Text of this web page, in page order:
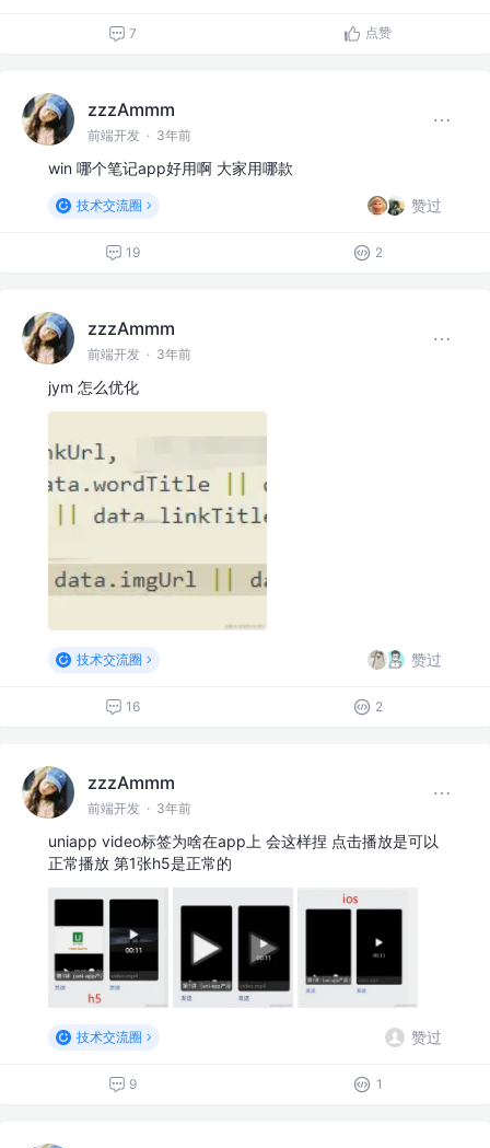
7 点赞
zzzAmmm
前端开发 · 3年前
win 哪个笔记app好用啊 大家用哪款
技术交流圈 赞过
19 2
zzzAmmm
前端开发 · 3年前
jym 怎么优化
技术交流圈 赞过
16 2
zzzAmmm
前端开发 · 3年前
uniapp video标签为啥在app上 会这样捏 点击播放是可以
正常播放 第1张h5是正常的
技术交流圈 赞过
9 1